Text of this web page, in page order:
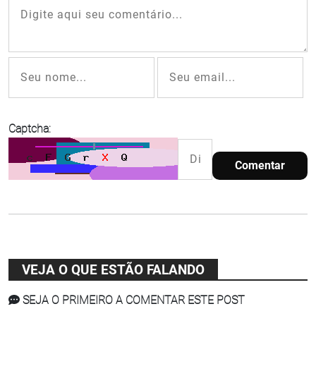
Captcha:
Comentar
VEJA O QUE ESTÃO FALANDO
SEJA O PRIMEIRO A COMENTAR ESTE POST